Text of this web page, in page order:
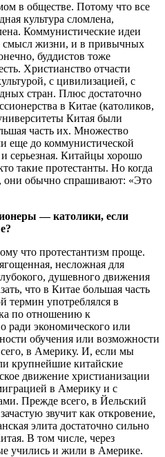
в обществе. Потому что все
культура сломлена,
Коммунистические идеи
жизни, и в привычных
буддистов тоже
Христианство отчасти
с цивилизацией, с
стран. Плюс достаточно
в Китае (католиков,
Китая были
часть их. Множество
еще до коммунистической
серьезная. Китайцы хорошо
такие протестанты. Но когда
они обычно спрашивают: «Это
— католики, если
что протестантизм проще.
несложная для
душевного движения
что в Китае большая часть
термин употреблялся в
по отношению к
ради экономического или
обучения или возможности
в Америку. И, если мы
крупнейшие китайские
движение христианизации
в Америку и с
Прежде всего, в Йельский
звучит как откровение,
элита достаточно сильно
В том числе, через
учились и жили в Америке.